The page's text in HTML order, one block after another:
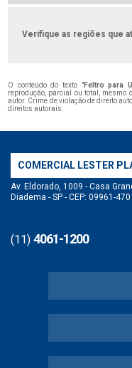
Verifique as regiões que
O conteúdo do texto "Feltro para
reprodução, parcial ou total,
autor. Crime de violação de direito
direitos autorais
COMERCIAL LESTER
Av. Eldorado, 1009 - Casa
Diadema - SP - CEP: 09961-470
(11) 4061-1200